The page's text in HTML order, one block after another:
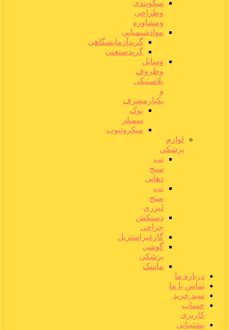
سکوبندی
وطراحی
ومشاوره
موادشیمیایی
گریدآزمایشگاهی
گریدصنعتی
وسایل
وظروف
پلاستیکی
و
یکبارمصرف
نوک
سمپلر
میکروتیوب
لوازم
پزشکی
تب
سنج
دهانی
تب
سنج
لیزری
دستکش
جراحی
گازغیراستریل
گوشی
پزشکی
ماسک
درباره ما
تماس با ما
سبد خرید
حساب
کاربری
پشتیبانی